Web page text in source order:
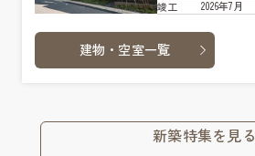
竣工
2026年7月
建物・空室一覧
新築特集を見る